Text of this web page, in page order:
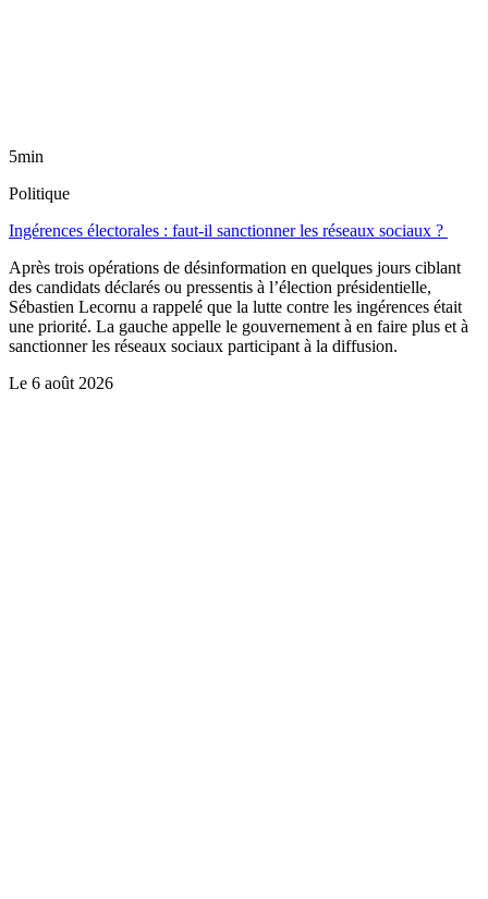
5min
Politique
Ingérences électorales : faut-il sanctionner les réseaux sociaux ?
Après trois opérations de désinformation en quelques jours ciblant
des candidats déclarés ou pressentis à l’élection présidentielle,
Sébastien Lecornu a rappelé que la lutte contre les ingérences était
une priorité. La gauche appelle le gouvernement à en faire plus et à
sanctionner les réseaux sociaux participant à la diffusion.
Le 6 août 2026